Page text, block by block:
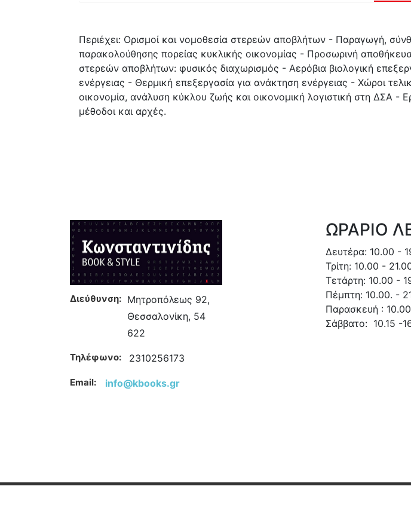
Περιέχει: Ορισμοί και νομοθεσία στερεών αποβλήτων - Παραγωγή,
παρακολούθησης πορείας κυκλικής οικονομίας - Προσωρινή
στερεών αποβλήτων: φυσικός διαχωρισμός - Αερόβια βιολογική
ενέργειας - Θερμική επεξεργασία για ανάκτηση ενέργειας - Χώροι
οικονομία, ανάλυση κύκλου ζωής και οικονομική λογιστική στη ΔΣΑ
μέθοδοι και αρχές.
Διεύθυνση: Μητροπόλεως 92,
Θεσσαλονίκη, 54
622
Τηλέφωνο: 2310256173
Email: info@kbooks.gr
ΩΡΑΡΙΟ
Δευτέρα: 10.00 -
Τρίτη: 10.00 -
Τετάρτη: 10.00 -
Πέμπτη: 10.00. -
Παρασκευή :
Σάββατο: 10.15 -